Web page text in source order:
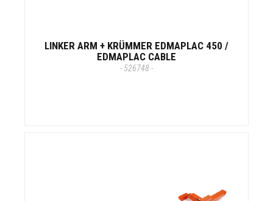
LINKER ARM + KRÜMMER EDMAPLAC 450 /
EDMAPLAC CABLE
- 526748 -